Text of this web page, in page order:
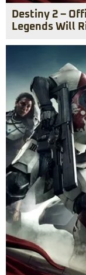
Destiny 2 –
Legends Will